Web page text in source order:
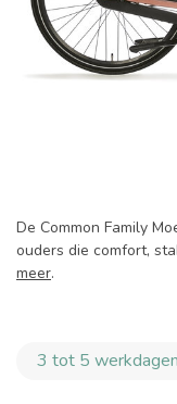
De Common Family
ouders die comfort,
meer.
3 tot 5